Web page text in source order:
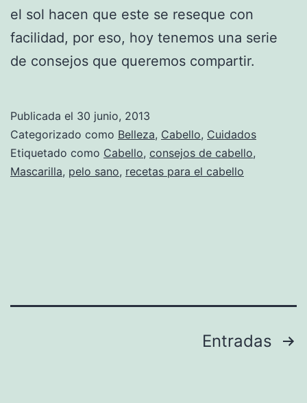
el sol hacen que este se reseque con
facilidad, por eso, hoy tenemos una serie
de consejos que queremos compartir.
Publicada el 30 junio, 2013
Categorizado como Belleza, Cabello, Cuidados
Etiquetado como Cabello, consejos de cabello,
Mascarilla, pelo sano, recetas para el cabello
Entradas